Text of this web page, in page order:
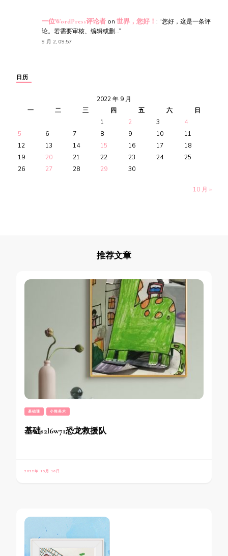
一位WordPress评论者 on 世界，您好！ : “您好，这是一条评
论。若需要审核、编辑或删…”
9 月 2, 09:57
日历
2022 年 9 月
一
二 三 四 五 六
日
1
2 3
4
5
6 7 8 9 10
11
12
13 14 15 16 17
18
19
20 21 22 23 24
25
26
27 28 29 30
10 月 »
推荐文章
基础课 小熊美术
基础s2l6w71恐龙救援队
2022年 10月 16日